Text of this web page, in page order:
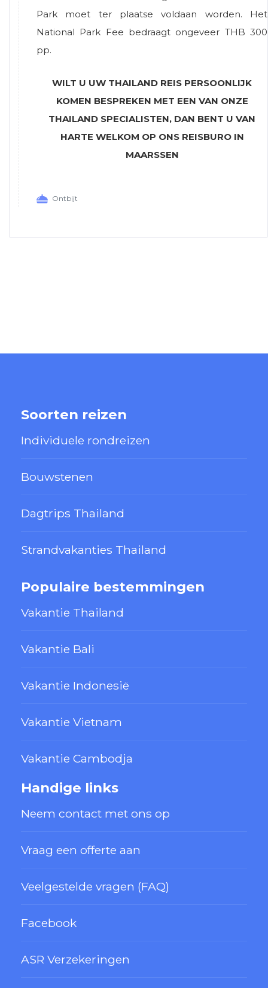
Park moet ter plaatse voldaan worden. Het
National Park Fee bedraagt ongeveer THB 300
pp.
WILT U UW THAILAND REIS PERSOONLIJK
KOMEN BESPREKEN MET EEN VAN ONZE
THAILAND SPECIALISTEN, DAN BENT U VAN
HARTE WELKOM OP ONS REISBURO IN
MAARSSEN
Ontbijt
Soorten reizen
Individuele rondreizen
Bouwstenen
Dagtrips Thailand
Strandvakanties Thailand
Populaire bestemmingen
Vakantie Thailand
Vakantie Bali
Vakantie Indonesië
Vakantie Vietnam
Vakantie Cambodja
Handige links
Neem contact met ons op
Vraag een offerte aan
Veelgestelde vragen (FAQ)
Facebook
ASR Verzekeringen